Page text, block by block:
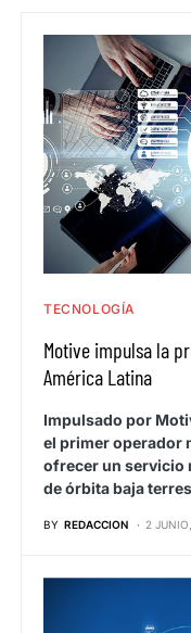
TECNOLOGÍA
Motive impulsa la
América Latina
Impulsado por
el primer operador
ofrecer un servicio
de órbita baja
BY REDACCION 2